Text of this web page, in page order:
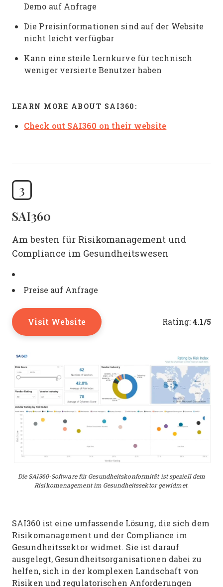
Demo auf Anfrage
Die Preisinformationen sind auf der Website
nicht leicht verfügbar
Kann eine steile Lernkurve für technisch
weniger versierte Benutzer haben
LEARN MORE ABOUT SAI360:
Check out SAI360 on their website
3
SAI360
Am besten für Risikomanagement und
Compliance im Gesundheitswesen
Preise auf Anfrage
Visit Website Rating:4.1/5
Die SAI360-Software für Gesundheitskonformität ist speziell dem
Risikomanagement im Gesundheitssektor gewidmet.
SAI360 ist eine umfassende Lösung, die sich dem
Risikomanagement und der Compliance im
Gesundheitssektor widmet. Sie ist darauf
ausgelegt, Gesundheitsorganisationen dabei zu
helfen, sich in der komplexen Landschaft von
Risiken und regulatorischen Anforderungen